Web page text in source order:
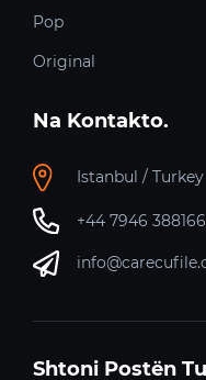
Pop
Original
Na Kontakto.
Istanbul / Turkey
+44 7946 388166
Shtoni Postën